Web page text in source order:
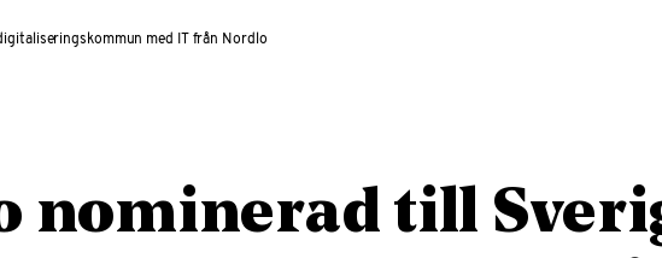
med IT från Nordlo
nominerad till